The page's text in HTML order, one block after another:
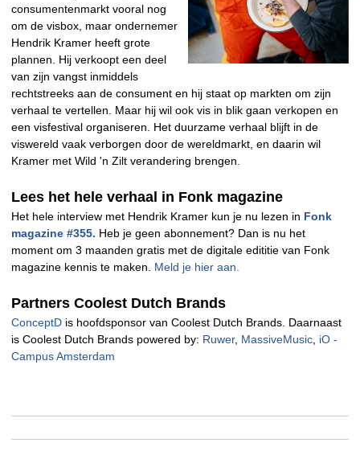
consumentenmarkt vooral nog
om de visbox, maar ondernemer
Hendrik Kramer heeft grote
plannen. Hij verkoopt een deel
van zijn vangst inmiddels
rechtstreeks aan de consument en hij staat op markten om zijn
verhaal te vertellen. Maar hij wil ook vis in blik gaan verkopen en
een visfestival organiseren. Het duurzame verhaal blijft in de
viswereld vaak verborgen door de wereldmarkt, en daarin wil
Kramer met Wild 'n Zilt verandering brengen.
Lees het hele verhaal in Fonk magazine
Het hele interview met Hendrik Kramer kun je nu lezen in Fonk
magazine #355. Heb je geen abonnement? Dan is nu het
moment om 3 maanden gratis met de digitale edititie van Fonk
magazine kennis te maken. Meld je hier aan.
Partners Coolest Dutch Brands
ConceptD is hoofdsponsor van Coolest Dutch Brands. Daarnaast
is Coolest Dutch Brands powered by: Ruwer, MassiveMusic iO -
Campus Amsterdam